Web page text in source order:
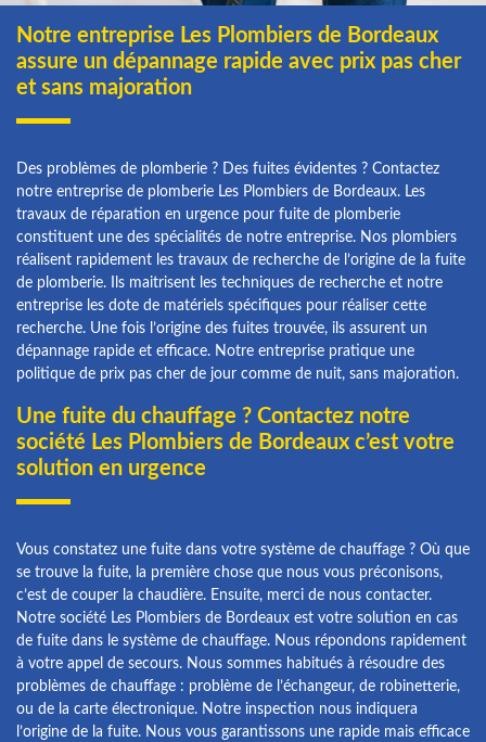
Notre entreprise Les Plombiers de Bordeaux
assure un dépannage rapide avec prix pas cher
et sans majoration
Des problèmes de plomberie ? Des fuites évidentes ? Contactez
notre entreprise de plomberie Les Plombiers de Bordeaux. Les
travaux de réparation en urgence pour fuite de plomberie
constituent une des spécialités de notre entreprise. Nos plombiers
réalisent rapidement les travaux de recherche de l’origine de la fuite
de plomberie. Ils maitrisent les techniques de recherche et notre
entreprise les dote de matériels spécifiques pour réaliser cette
recherche. Une fois l’origine des fuites trouvée, ils assurent un
dépannage rapide et efficace. Notre entreprise pratique une
politique de prix pas cher de jour comme de nuit, sans majoration.
Une fuite du chauffage ? Contactez notre
société Les Plombiers de Bordeaux c’est votre
solution en urgence
Vous constatez une fuite dans votre système de chauffage ? Où que
se trouve la fuite, la première chose que nous vous préconisons,
c’est de couper la chaudière. Ensuite, merci de nous contacter.
Notre société Les Plombiers de Bordeaux est votre solution en cas
de fuite dans le système de chauffage. Nous répondons rapidement
à votre appel de secours. Nous sommes habitués à résoudre des
problèmes de chauffage : problème de l’échangeur, de robinetterie,
ou de la carte électronique. Notre inspection nous indiquera
l’origine de la fuite. Nous vous garantissons une rapide mais efficace